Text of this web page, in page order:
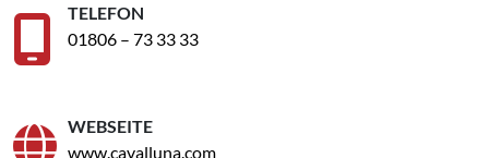
TELEFON
01806 – 73 33 33
WEBSEITE
www.cavalluna.com